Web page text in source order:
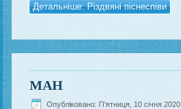
Детальніше: Різдвяні піснеспіви
МАН
Опубліковано: П'ятниця, 10 січня 2020